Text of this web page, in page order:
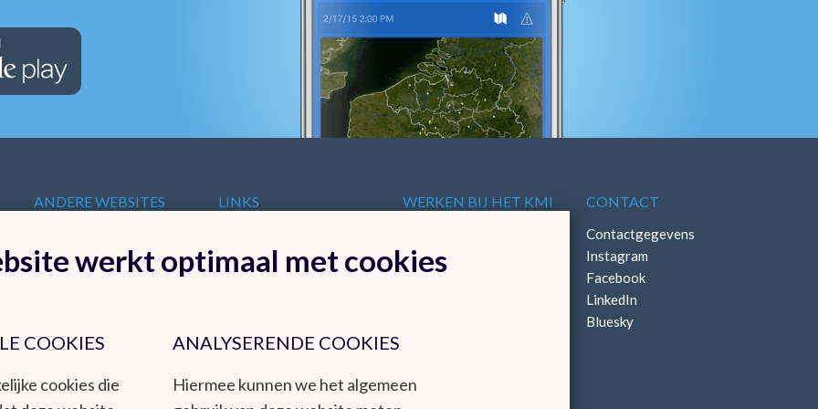
ANDERE WEBSITES
KMI in Dourbes
Radar
Climate Dynamics
LINKS
meteorologische
diensten
Nationale organisaties
Wetenschappelijke
WERKEN BIJ HET KMI
Stages
CONTACT
Contactgegevens
Instagram
Facebook
LinkedIn
Bluesky
werkt optimaal met cookies
COOKIES
cookies die
ANALYSERENDE COOKIES
Hiermee kunnen we het algemeen